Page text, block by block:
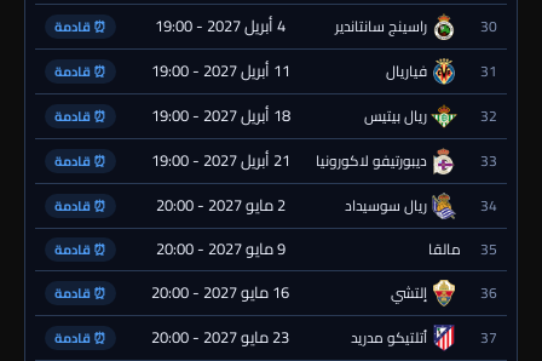
30 راسينج سانتاندير 4 أبريل 2027 - 19:00 ⏰ قادمة
31 فياريال 11 أبريل 2027 - 19:00 ⏰ قادمة
32 ريال بيتيس 18 أبريل 2027 - 19:00 ⏰ قادمة
33 ديبورتيفو لاكورونيا 21 أبريل 2027 - 19:00 ⏰ قادمة
34 ريال سوسيداد 2 مايو 2027 - 20:00 ⏰ قادمة
35 مالقا 9 مايو 2027 - 20:00 ⏰ قادمة
36 إلتشي 16 مايو 2027 - 20:00 ⏰ قادمة
37 أتلتيكو مدريد 23 مايو 2027 - 20:00 ⏰ قادمة